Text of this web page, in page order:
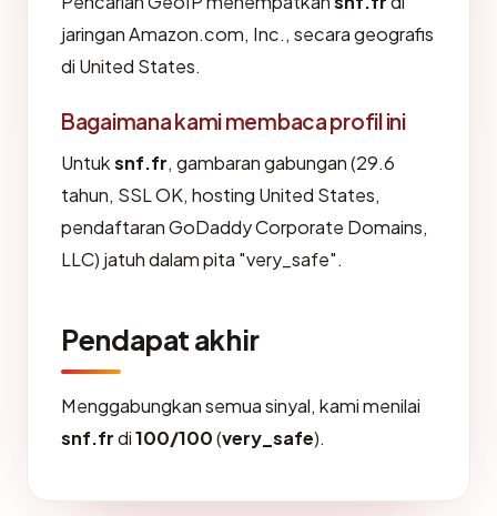
jaringan Amazon.com, Inc., secara geografis
di United States.
Bagaimana kami membaca profil ini
Untuksnf.fr, gambaran gabungan (29.6
tahun, SSL OK, hosting United States,
pendaftaran GoDaddy Corporate Domains,
LLC) jatuh dalam pita "very_safe".
Pendapat akhir
Menggabungkan semua sinyal, kami menilai
snf.frdi100/100(very_safe).